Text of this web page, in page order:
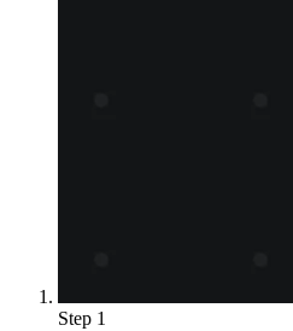
Step 1